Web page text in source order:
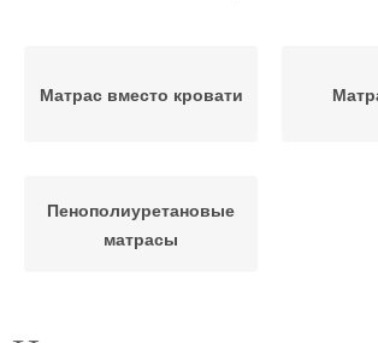
Матрас вместо кровати
Пенополиуретановые
матрасы